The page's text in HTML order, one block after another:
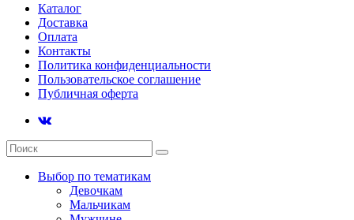
Каталог
Доставка
Оплата
Контакты
Политика конфиденциальности
Пользовательское соглашение
Публичная оферта
Выбор по тематикам
Девочкам
Мальчикам